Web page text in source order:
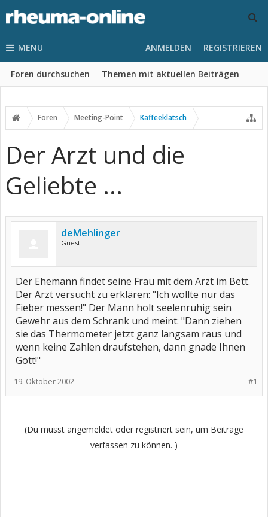
MENU
Foren durchsuchen Themen mit aktuellen Beiträgen
ANMELDEN REGISTRIEREN
Foren Meeting-Point Kaffeeklatsch
Der Arzt und die
Geliebte ...
deMehlinger
Guest
Der Ehemann findet seine Frau mit dem Arzt im Bett.
Der Arzt versucht zu erklären: "Ich wollte nur das
Fieber messen!" Der Mann holt seelenruhig sein
Gewehr aus dem Schrank und meint: "Dann ziehen
sie das Thermometer jetzt ganz langsam raus und
wenn keine Zahlen draufstehen, dann gnade Ihnen
Gott!"
#1
19. Oktober 2002
(Du musst angemeldet oder registriert sein, um Beiträge
verfassen zu können. )